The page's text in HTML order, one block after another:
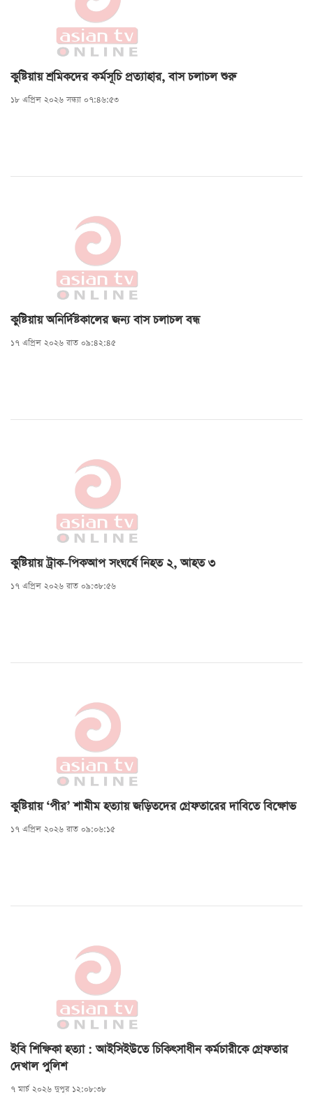
কুষ্টিয়ায় শ্রমিকদের কর্মসূচি প্রত্যাহার, বাস চলাচল শুরু
১৮ এপ্রিল ২০২৬ সন্ধ্যা ০৭:৪৬:৫৩
কুষ্টিয়ায় অনির্দিষ্টকালের জন্য বাস চলাচল বন্ধ
১৭ এপ্রিল ২০২৬ রাত ০৯:৪২:৪৫
কুষ্টিয়ায় ট্রাক-পিকআপ সংঘর্ষে নিহত ২, আহত ৩
১৭ এপ্রিল ২০২৬ রাত ০৯:৩৮:৫৬
কুষ্টিয়ায় ‘পীর’ শামীম হত্যায় জড়িতদের গ্রেফতারের দাবিতে বিক্ষোভ
১৭ এপ্রিল ২০২৬ রাত ০৯:০৬:১৫
ইবি শিক্ষিকা হত্যা : আইসিইউতে চিকিৎসাধীন কর্মচারীকে গ্রেফতার
দেখাল পুলিশ
৭ মার্চ ২০২৬ দুপুর ১২:০৮:৩৮